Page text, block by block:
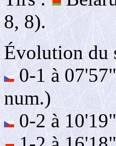
8, 8).
Évolution du
0-1 à
num.)
0-2 à